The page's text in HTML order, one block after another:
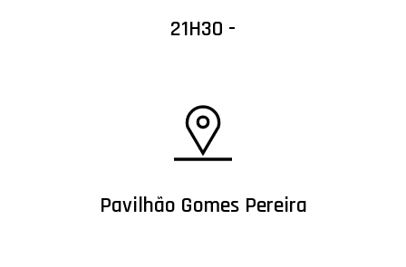
21H30 -
Pavilhão Gomes Pereira